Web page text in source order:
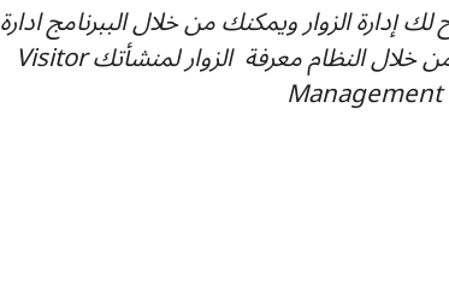
إدارة الزوار ويمكنك من خلال الببرنامج ادارة
وتسجيل الزوار باللغة العربية ويمكنك من خلال النظام معرفة الزوار لمنشأتك Visitor